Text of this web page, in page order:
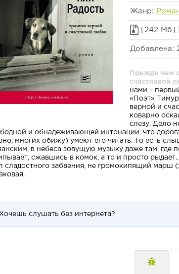
Жанр:
[242 Мб]
Добавлена:
Прежде чем
счастливой
нами –
«Поэт»
верной и
коварно
слезу. Дело
и обнадеживающей интонации, что
многих обижу) умеют его читать. То есть
в небеса зовущую музыку даже там, где
сжавшись в комок, а то и просто
сладостного забвения, не громокипящий марш
слушать без интернета?